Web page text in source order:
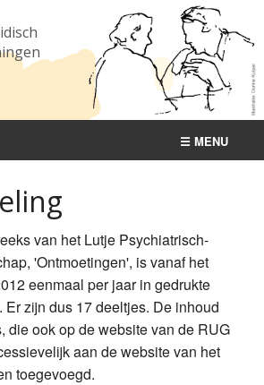
☰ MENU
van het Lutje Psychiatrisch-
'Ontmoetingen', is vanaf het
eenmaal per jaar in gedrukte
Er zijn dus 17 deeltjes. De inhoud
die ook op de website van de RUG
aan de website van het
toegevoegd.